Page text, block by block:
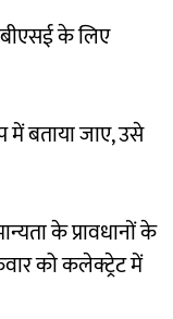
के लिए
में बताया जाए, उसे
के प्रावधानों के
को कलेक्ट्रेट में